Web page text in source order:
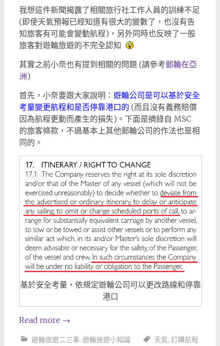
我想這件新聞揭露了相關旅行社工作人員的訓練不足
(即使天氣預報已經知道有很大的變數了，也沒有告
知旅客有可能會變動航程)，另外同時也反映了一般
旅客對遊輪旅遊的不完全認知
其實之前小奈也有提到相關的問題 (請參考郵輪在亞
洲)
首先，小奈要跟大家說明： 遊輪公司是可以基於安全
考量變更航程和是否停靠港口的 (而且沒有義務賠償
因為航程更動而產生的損失)。下面是摘錄自 MSC
的旅客條款，不過基本上其他郵輪公司的作法也是相
同的。
基於安全考量，依規定遊輪公司可以更改路線和停靠
港口
Read more →
遊輪旅遊二三事, 遊輪旅遊小知識 天氣, 訂購航程